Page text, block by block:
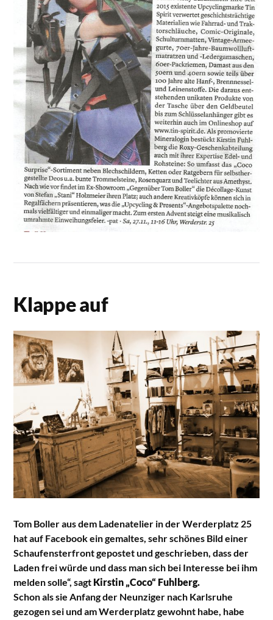
Klappe auf
Tom Boller aus dem Ladenatelier in der Werderplatz 25
hat auf Facebook ein gemaltes, sehr schönes Bild einer
Schaufensterfront gepostet und geschrieben, dass der
Laden frei würde und dass man sich bei Interesse bei ihm
melden solle“, sagt Kirstin „Coco“ Fuhlberg.
Schon als sie Anfang der Neunziger nach Karlsruhe
gezogen sei und am Werderplatz gewohnt habe, habe